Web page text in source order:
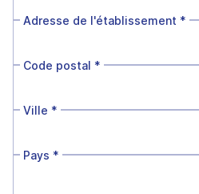
Adresse de l'établissement *
Code postal *
Ville *
Pays *